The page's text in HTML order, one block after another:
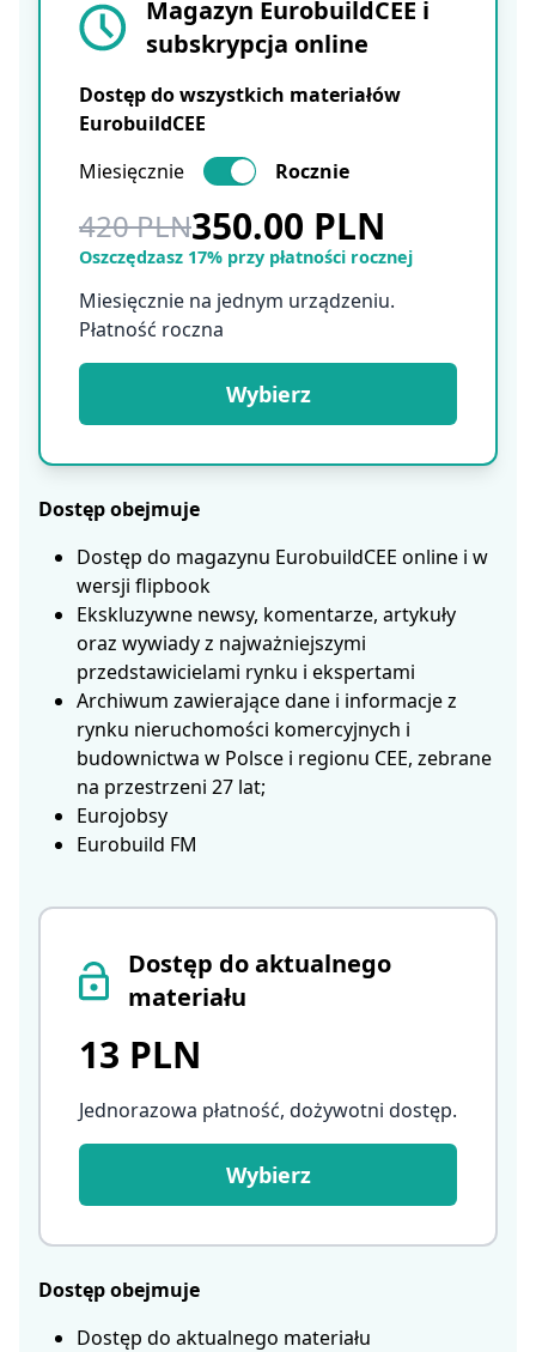
Dostęp do aktualnego
materiału
13 PLN
Jednorazowa płatność, dożywotni dostęp.
Wybierz
Dostęp obejmuje
Dostęp do aktualnego materiału
Magazyn EurobuildCEE i
subskrypcja online
Dostęp do wszystkich materiałów
EurobuildCEE
Miesięcznie
Rocznie
420 PLN350.00 PLN
Oszczędzasz 17% przy płatności rocznej
Miesięcznie na jednym urządzeniu.
Płatność roczna
Wybierz
Dostęp obejmuje
Dostęp do magazynu EurobuildCEE online i w
wersji flipbook
Ekskluzywne newsy, komentarze, artykuły
oraz wywiady z najważniejszymi
przedstawicielami rynku i ekspertami
Archiwum zawierające dane i informacje z
rynku nieruchomości komercyjnych i
budownictwa w Polsce i regionu CEE, zebrane
na przestrzeni 27 lat;
Eurojobsy
Eurobuild FM